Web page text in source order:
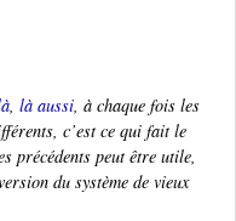
, là aussi, à chaque fois les
c’est ce qui fait le
précédents peut être utile,
du système de vieux